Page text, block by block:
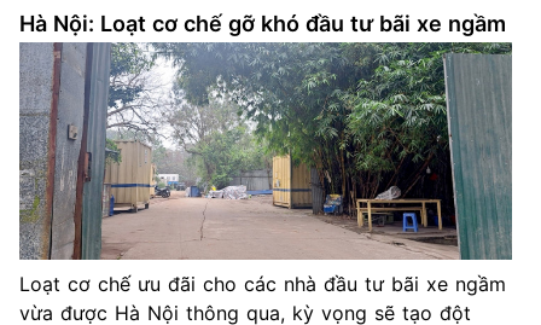
Hà Nội: Loạt cơ chế gỡ khó đầu tư bãi xe ngầm
Loạt cơ chế ưu đãi cho các nhà đầu tư bãi xe ngầm
vừa được Hà Nội thông qua, kỳ vọng sẽ tạo đột